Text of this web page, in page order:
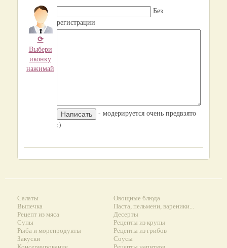
⟳
Выбери
иконку
нажимай
Без
регистрации
- модерируется очень предвзято
:)
Салаты
Выпечка
Рецепт из мяса
Супы
Рыба и морепродукты
Закуски
Овощные блюда
Паста, пельмени, вареники...
Десерты
Рецепты из крупы
Рецепты из грибов
Соусы